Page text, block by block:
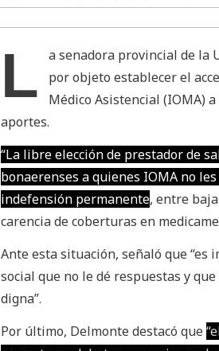
L
a senadora provincial de la
por objeto establecer el
Médico Asistencial (IOMA)
aportes.
“La libre elección de prestador de
bonaerenses a quienes IOMA no
indefensión permanente, entre
carencia de coberturas en
Ante esta situación, señaló que
social que no le dé respuestas y
digna”.
Por último, Delmonte destacó que